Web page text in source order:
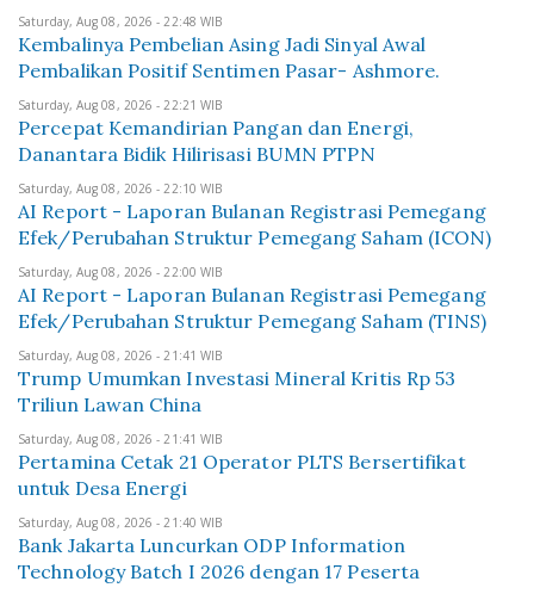
Saturday, Aug 08, 2026 - 22:48 WIB
Kembalinya Pembelian Asing Jadi Sinyal Awal
Pembalikan Positif Sentimen Pasar- Ashmore.
Saturday, Aug 08, 2026 - 22:21 WIB
Percepat Kemandirian Pangan dan Energi,
Danantara Bidik Hilirisasi BUMN PTPN
Saturday, Aug 08, 2026 - 22:10 WIB
AI Report - Laporan Bulanan Registrasi Pemegang
Efek/Perubahan Struktur Pemegang Saham (ICON)
Saturday, Aug 08, 2026 - 22:00 WIB
AI Report - Laporan Bulanan Registrasi Pemegang
Efek/Perubahan Struktur Pemegang Saham (TINS)
Saturday, Aug 08, 2026 - 21:41 WIB
Trump Umumkan Investasi Mineral Kritis Rp 53
Triliun Lawan China
Saturday, Aug 08, 2026 - 21:41 WIB
Pertamina Cetak 21 Operator PLTS Bersertifikat
untuk Desa Energi
Saturday, Aug 08, 2026 - 21:40 WIB
Bank Jakarta Luncurkan ODP Information
Technology Batch I 2026 dengan 17 Peserta